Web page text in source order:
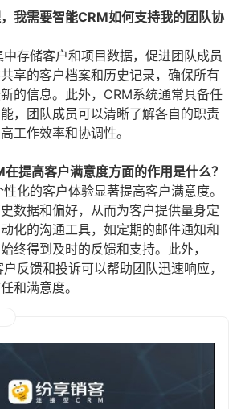
我需要智能CRM如何支持我的团队协
存储客户和项目数据，促进团队成员
享的客户档案和历史记录，确保所有
的信息。此外，CRM系统通常具备任
，团队成员可以清晰了解各自的职责
工作效率和协调性。
提高客户满意度方面的作用是什么？
化的客户体验显著提高客户满意度。
数据和偏好，从而为客户提供量身定
化的沟通工具，如定期的邮件通知和
终得到及时的反馈和支持。此外，
反馈和投诉可以帮助团队迅速响应，
和满意度。